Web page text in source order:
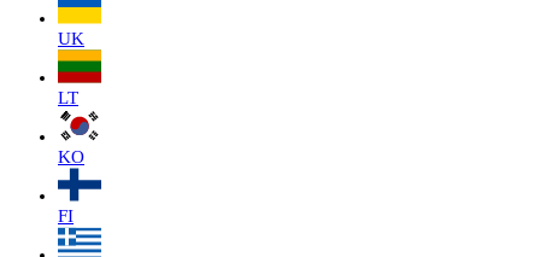
UK
LT
KO
FI